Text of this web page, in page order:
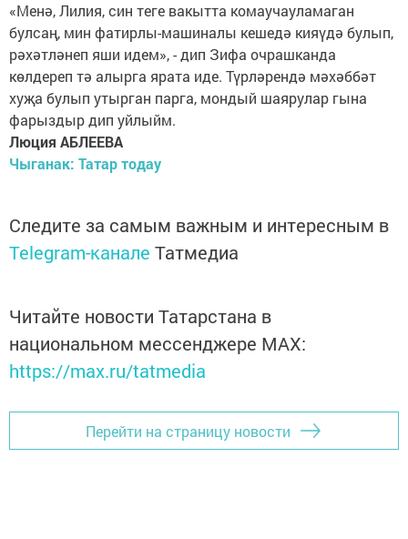
«Менә, Лилия, син теге вакытта комаучауламаган
булсаң, мин фатирлы-машиналы кешедә кияүдә булып,
рәхәтләнеп яши идем», - дип Зифа очрашканда
көлдереп тә алырга ярата иде. Түрләрендә мәхәббәт
хуҗа булып утырган парга, мондый шаярулар гына
фарыздыр дип уйлыйм.
Люция АБЛЕЕВА
Чыганак: Татар тодау
Следите за самым важным и интересным в
Telegram-канале Татмедиа
Читайте новости Татарстана в
национальном мессенджере MАХ:
https://max.ru/tatmedia
Перейти на страницу новости